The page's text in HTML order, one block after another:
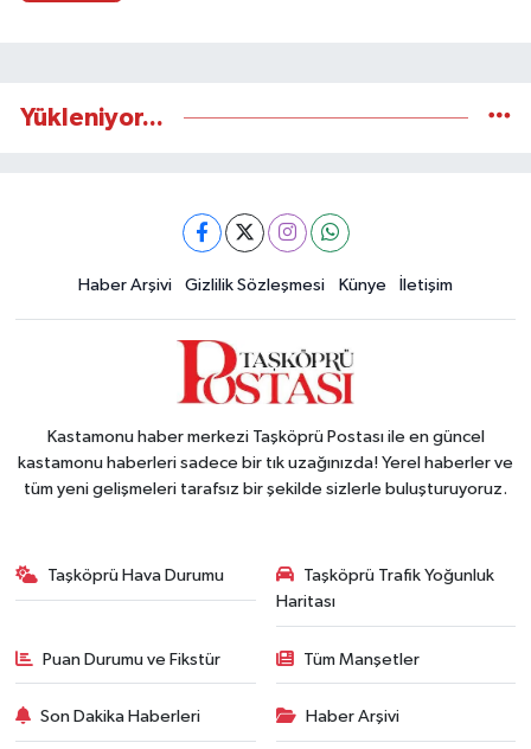
Yükleniyor...
Haber Arşivi Gizlilik Sözleşmesi Künye İletişim
Kastamonu haber merkezi Taşköprü Postası ile en güncel
kastamonu haberleri sadece bir tık uzağınızda! Yerel haberler ve
tüm yeni gelişmeleri tarafsız bir şekilde sizlerle buluşturuyoruz.
Taşköprü Hava Durumu
Taşköprü Trafik Yoğunluk
Haritası
Puan Durumu ve Fikstür Tüm Manşetler
Son Dakika Haberleri Haber Arşivi